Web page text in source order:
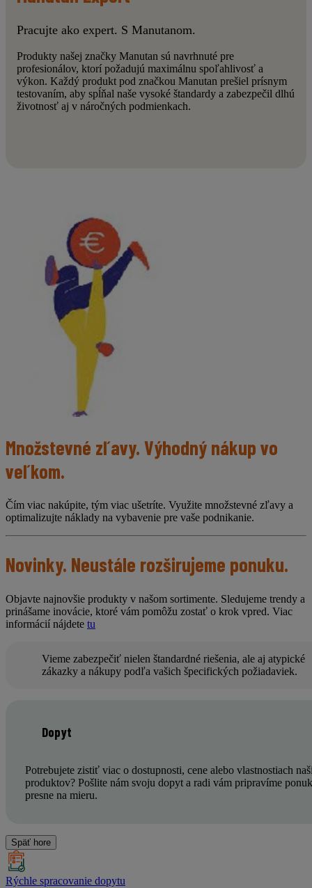
Pracujte ako expert. S Manutanom.
Produkty našej značky Manutan sú navrhnuté pre
profesionálov, ktorí požadujú maximálnu spoľahlivosť a
výkon. Každý produkt pod značkou Manutan prešiel prísnym
testovaním, aby spĺňal naše vysoké štandardy a zabezpečil dlhú
životnosť aj v náročných podmienkach.
Množstevné zľavy. Výhodný nákup vo
veľkom.
Čím viac nakúpite, tým viac ušetríte. Využite množstevné zľavy a
optimalizujte náklady na vybavenie pre vaše podnikanie.
Novinky. Neustále rozširujeme ponuku.
Objavte najnovšie produkty v našom sortimente. Sledujeme trendy a
prinášame inovácie, ktoré vám pomôžu zostať o krok vpred. Viac
informácií nájdete tu
Vieme zabezpečiť nielen štandardné riešenia, ale aj atypické
zákazky a nákupy podľa vašich špecifických požiadaviek.
Dopyt
Potrebujete zistiť viac o dostupnosti, cene alebo vlastnostiach
produktov? Pošlite nám svoju dopyt a radi vám pripravíme
presne na mieru.
Späť hore
Rýchle spracovanie dopytu